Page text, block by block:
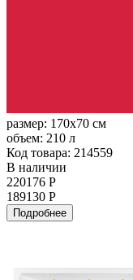
размер: 170x70 см
объем: 210 л
Код товара: 214559
В наличии
220176 Р
189130 Р
Подробнее